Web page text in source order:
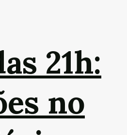
21h:
no